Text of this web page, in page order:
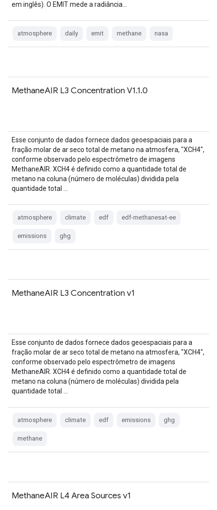
em inglês). O EMIT mede a radiância…
atmosphere daily emit methane nasa
MethaneAIR L3 Concentration V1.1.0
Esse conjunto de dados fornece dados geoespaciais para a
fração molar de ar seco total de metano na atmosfera, "XCH4",
conforme observado pelo espectrômetro de imagens
MethaneAIR. XCH4 é definido como a quantidade total de
metano na coluna (número de moléculas) dividida pela
quantidade total …
atmosphere climate edf edf-methanesat-ee
emissions ghg
MethaneAIR L3 Concentration v1
Esse conjunto de dados fornece dados geoespaciais para a
fração molar de ar seco total de metano na atmosfera, "XCH4",
conforme observado pelo espectrômetro de imagens
MethaneAIR. XCH4 é definido como a quantidade total de
metano na coluna (número de moléculas) dividida pela
quantidade total …
atmosphere climate edf emissions ghg
methane
MethaneAIR L4 Area Sources v1